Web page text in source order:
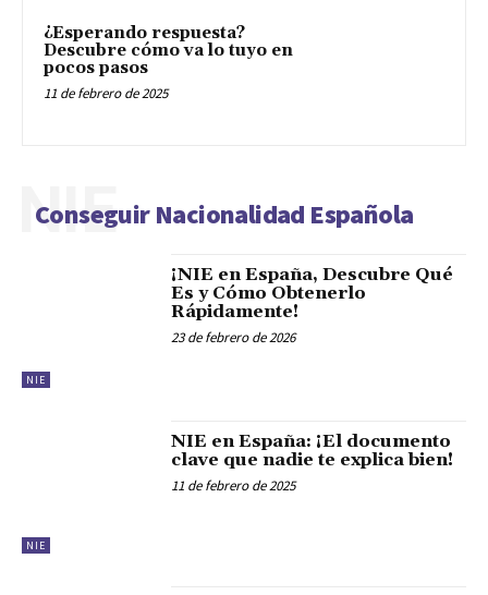
¿Esperando respuesta?
Descubre cómo va lo tuyo en
pocos pasos
11 de febrero de 2025
Conseguir Nacionalidad Española
NIE
NIE
¡NIE en España, Descubre Qué
Es y Cómo Obtenerlo
Rápidamente!
23 de febrero de 2026
NIE
NIE en España: ¡El documento
clave que nadie te explica bien!
11 de febrero de 2025